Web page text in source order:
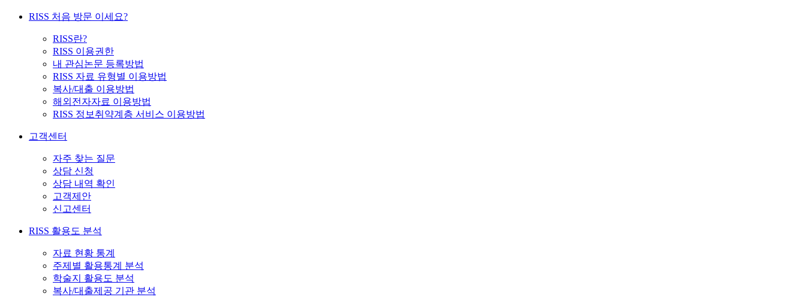
RISS 처음 방문 이세요?
RISS란?
RISS 이용권한
내 관심논문 등록방법
RISS 자료 유형별 이용방법
복사/대출 이용방법
해외전자자료 이용방법
RISS 정보취약계층 서비스 이용방법
고객센터
자주 찾는 질문
상담 신청
상담 내역 확인
고객제안
신고센터
RISS 활용도 분석
자료 현황 통계
주제별 활용통계 분석
학술지 활용도 분석
복사/대출제공 기관 분석